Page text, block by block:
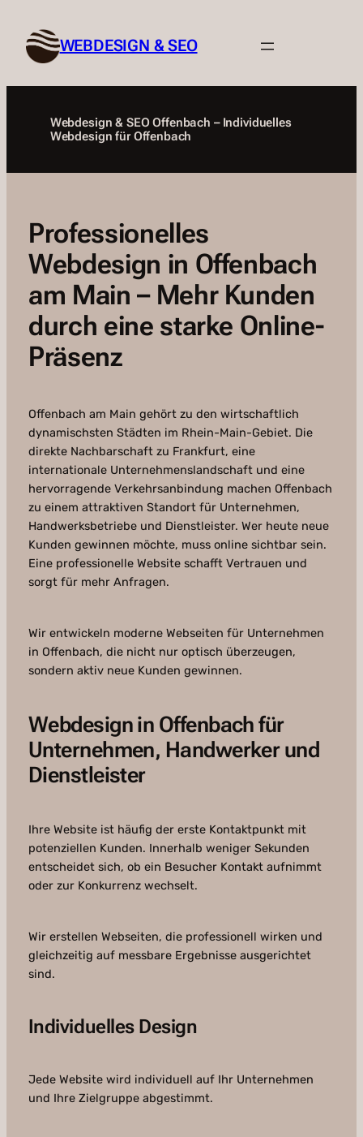
Inhalt
springen WEBDESIGN & SEO
Webdesign & SEO Offenbach – Individuelles
Webdesign für Offenbach
Professionelles
Webdesign in Offenbach
am Main – Mehr Kunden
durch eine starke Online-
Präsenz
Offenbach am Main gehört zu den wirtschaftlich
dynamischsten Städten im Rhein-Main-Gebiet. Die
direkte Nachbarschaft zu Frankfurt, eine
internationale Unternehmenslandschaft und eine
hervorragende Verkehrsanbindung machen Offenbach
zu einem attraktiven Standort für Unternehmen,
Handwerksbetriebe und Dienstleister. Wer heute neue
Kunden gewinnen möchte, muss online sichtbar sein.
Eine professionelle Website schafft Vertrauen und
sorgt für mehr Anfragen.
Wir entwickeln moderne Webseiten für Unternehmen
in Offenbach, die nicht nur optisch überzeugen,
sondern aktiv neue Kunden gewinnen.
Webdesign in Offenbach für
Unternehmen, Handwerker und
Dienstleister
Ihre Website ist häufig der erste Kontaktpunkt mit
potenziellen Kunden. Innerhalb weniger Sekunden
entscheidet sich, ob ein Besucher Kontakt aufnimmt
oder zur Konkurrenz wechselt.
Wir erstellen Webseiten, die professionell wirken und
gleichzeitig auf messbare Ergebnisse ausgerichtet
sind.
Individuelles Design
Jede Website wird individuell auf Ihr Unternehmen
und Ihre Zielgruppe abgestimmt.